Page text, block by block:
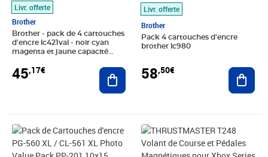
Livr. offerte
Brother
Brother - pack de 4 cartouches
d'encre lc421val - noir cyan
magenta et jaune capacité
dcp-j1050dw
45,17€ Ajouter au panier
Livr. offerte
Brother
Pack 4 cartouches d'encre
brother lc980
58,50€
Prix 66,28€ Prix 272,72€